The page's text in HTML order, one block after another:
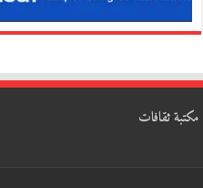
مكتبة ثقافات